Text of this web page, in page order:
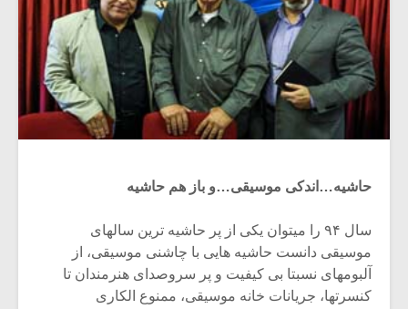
حاشیه…اندکی موسیقی…و باز هم حاشیه
سال ۹۴ را میتوان یکی از پر حاشیه ترین سالهای
موسیقی دانست حاشیه هایی با چاشنی موسیقی، از
آلبومهای نسبتا بی کیفیت و پر سروصدای هنرمندان تا
کنسرتها، جریانات خانه موسیقی، ممنوع الکاری